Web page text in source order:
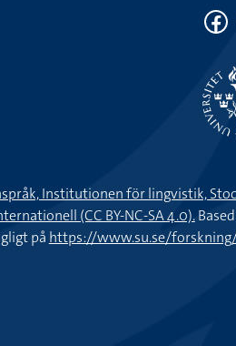
Institutionen för lingvistik,
(CC BY-NC-SA 4.0).
på https://www.su.se/